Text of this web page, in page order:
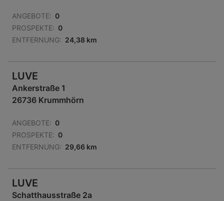
ANGEBOTE: 0
PROSPEKTE: 0
ENTFERNUNG: 24,38 km
LUVE
Ankerstraße 1
26736 Krummhörn
ANGEBOTE: 0
PROSPEKTE: 0
ENTFERNUNG: 29,66 km
LUVE
Schatthausstraße 2a